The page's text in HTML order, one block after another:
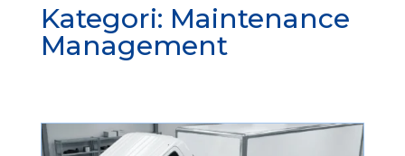
Kategori: Maintenance
Management